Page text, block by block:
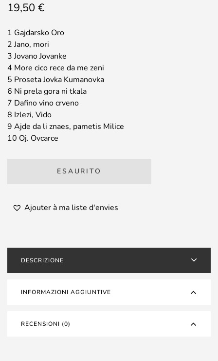
19,50 €
1 Gajdarsko Oro
2 Jano, mori
3 Jovano Jovanke
4 More cico rece da me zeni
5 Proseta Jovka Kumanovka
6 Ni prela gora ni tkala
7 Dafino vino crveno
8 Izlezi, Vido
9 Ajde da li znaes, pametis Milice
10 Oj. Ovcarce
ESAURITO
Ajouter à ma liste d'envies
DESCRIZIONE
INFORMAZIONI AGGIUNTIVE
RECENSIONI (0)